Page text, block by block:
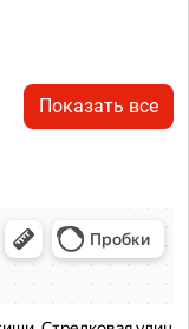
Показать все